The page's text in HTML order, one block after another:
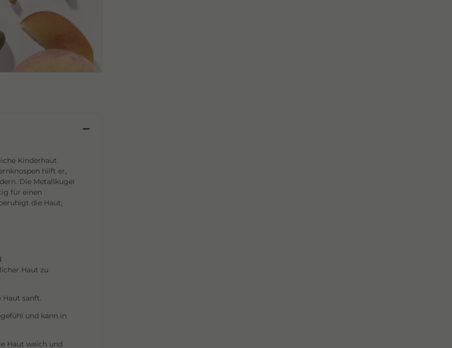
Kinderhaut
hilft er,
Die Metallkugel
für einen
die Haut,
Haut zu
sanft.
und kann in
Haut weich und